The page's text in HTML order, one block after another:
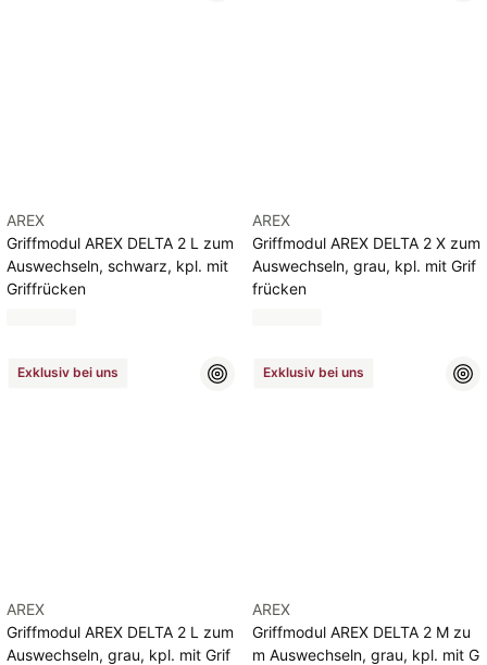
AREX
Griffmodul AREX DELTA 2 L zum
Auswechseln, schwarz, kpl. mit
Griffrücken
AREX
Griffmodul AREX DELTA 2 X zum
Auswechseln, grau, kpl. mit Grif
frücken
Exklusiv bei uns
AREX
Griffmodul AREX DELTA 2 L zum
Auswechseln, grau, kpl. mit Grif
Exklusiv bei uns
AREX
Griffmodul AREX DELTA 2 M zu
m Auswechseln, grau, kpl. mit G